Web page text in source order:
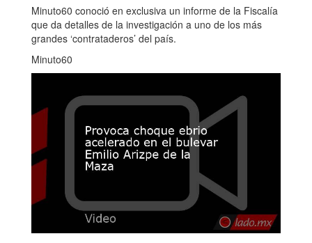
Minuto60 conoció en exclusiva un informe de la Fiscalía
que da detalles de la investigación a uno de los más
grandes ‘contrataderos’ del país.
Minuto60